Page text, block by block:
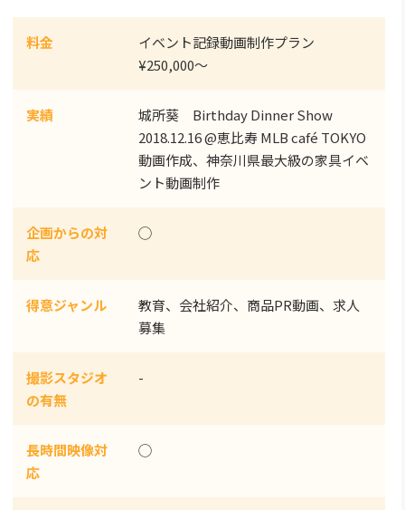
料金
イベント記録動画制作プラン
¥250,000～
実績
城所葵 Birthday Dinner Show
2018.12.16 @恵比寿 MLB café TOKYO
動画作成、神奈川県最大級の家具イベ
ント動画制作
企画からの対
応
◯
得意ジャンル
教育、会社紹介、商品PR動画、求人
募集
撮影スタジオ
の有無
-
長時間映像対
応
◯